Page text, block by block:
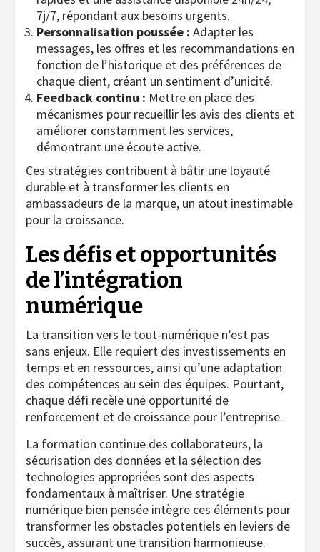
7j/7, répondant aux besoins urgents.
Personnalisation poussée : Adapter les
messages, les offres et les recommandations en
fonction de l’historique et des préférences de
chaque client, créant un sentiment d’unicité.
Feedback continu : Mettre en place des
mécanismes pour recueillir les avis des clients et
améliorer constamment les services,
démontrant une écoute active.
Ces stratégies contribuent à bâtir une loyauté
durable et à transformer les clients en
ambassadeurs de la marque, un atout inestimable
pour la croissance.
Les défis et opportunités
de l’intégration
numérique
La transition vers le tout-numérique n’est pas
sans enjeux. Elle requiert des investissements en
temps et en ressources, ainsi qu’une adaptation
des compétences au sein des équipes. Pourtant,
chaque défi recèle une opportunité de
renforcement et de croissance pour l’entreprise.
La formation continue des collaborateurs, la
sécurisation des données et la sélection des
technologies appropriées sont des aspects
fondamentaux à maîtriser. Une stratégie
numérique bien pensée intègre ces éléments pour
transformer les obstacles potentiels en leviers de
succès, assurant une transition harmonieuse.